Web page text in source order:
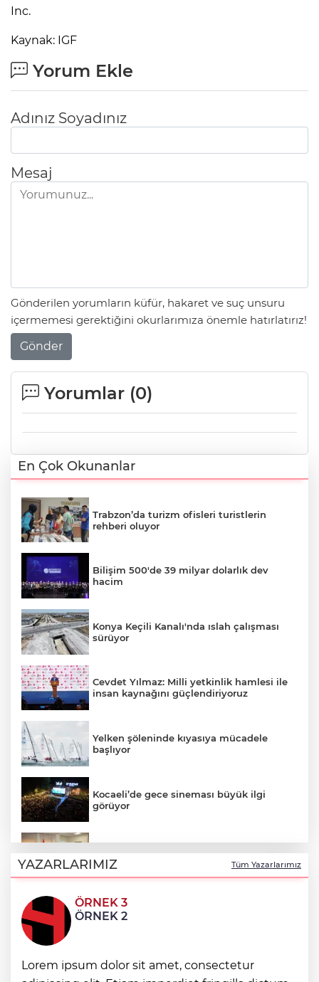
Inc.
Kaynak: IGF
Yorum Ekle
Adınız Soyadınız
Mesaj
Gönderilen yorumların küfür, hakaret ve suç unsuru
içermemesi gerektiğini okurlarımıza önemle hatırlatırız!
Gönder
Yorumlar (0)
En Çok Okunanlar
Trabzon’da turizm ofisleri turistlerin
rehberi oluyor
Bilişim 500'de 39 milyar dolarlık dev
hacim
Konya Keçili Kanalı'nda ıslah çalışması
sürüyor
Cevdet Yılmaz: Milli yetkinlik hamlesi ile
insan kaynağını güçlendiriyoruz
Yelken şöleninde kıyasıya mücadele
başlıyor
Kocaeli’de gece sineması büyük ilgi
görüyor
şampiyonlarını ağırladı
Bursa Büyükşehir'den Mudanya'nın
altyapısına güçlü yatırım
Denizli Opera ve Bale Günleri’nde “Kuğu
Gölü” büyüsü
YAZARLARIMIZ Tüm Yazarlarımız
ÖRNEK 3
ÖRNEK 2
Lorem ipsum dolor sit amet, consectetur